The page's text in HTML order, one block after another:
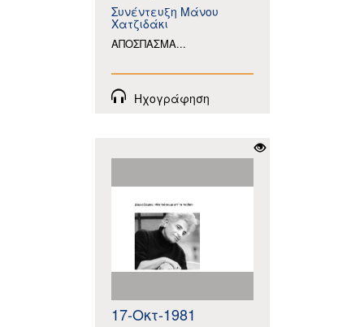
Συνέντευξη Μάνου
Χατζιδάκι
ΑΠΟΣΠΑΣΜΑ...
Ηχογράφηση
17-Οκτ-1981